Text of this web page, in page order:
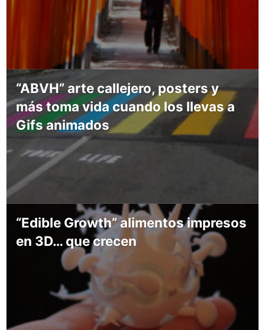
“ABVH” arte callejero, posters y
más toma vida cuando los llevas a
Gifs animados
“Edible Growth” alimentos impresos
en 3D… que crecen